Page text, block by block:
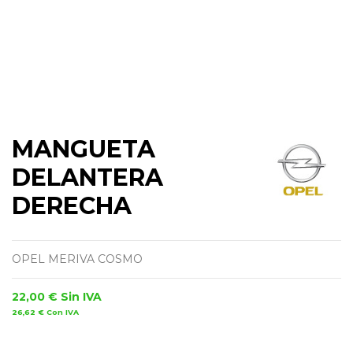
MANGUETA
DELANTERA
DERECHA
OPEL MERIVA COSMO
22,00 € Sin IVA
26,62 € Con IVA